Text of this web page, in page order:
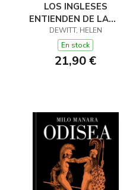
LOS INGLESES
ENTIENDEN DE LANA
(Y OTROS TRUCOS)
DEWITT, HELEN
En stock
21,90 €